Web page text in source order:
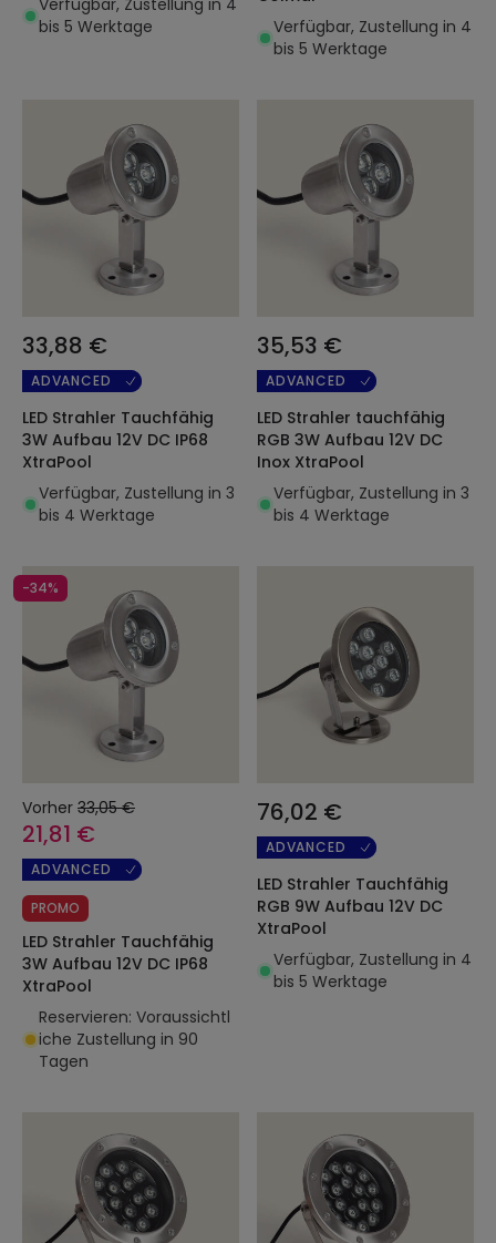
Verfügbar, Zustellung in 4
bis 5 Werktage
Verfügbar, Zustellung in 4
bis 5 Werktage
33,88 €
ADVANCED
LED Strahler Tauchfähig
3W Aufbau 12V DC IP68
XtraPool
Verfügbar, Zustellung in 3
bis 4 Werktage
35,53 €
ADVANCED
LED Strahler tauchfähig
RGB 3W Aufbau 12V DC
Inox XtraPool
Verfügbar, Zustellung in 3
bis 4 Werktage
-34%
Vorher 33,05 €
21,81 €
ADVANCED
PROMO
LED Strahler Tauchfähig
3W Aufbau 12V DC IP68
XtraPool
Reservieren: Voraussichtl
iche Zustellung in 90
Tagen
76,02 €
ADVANCED
LED Strahler Tauchfähig
RGB 9W Aufbau 12V DC
XtraPool
Verfügbar, Zustellung in 4
bis 5 Werktage